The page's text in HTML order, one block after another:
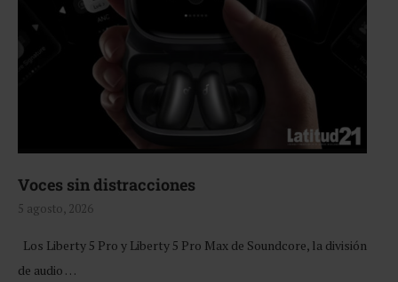
Voces sin distracciones
5 agosto, 2026
Los Liberty 5 Pro y Liberty 5 Pro Max de Soundcore, la división
de audio …